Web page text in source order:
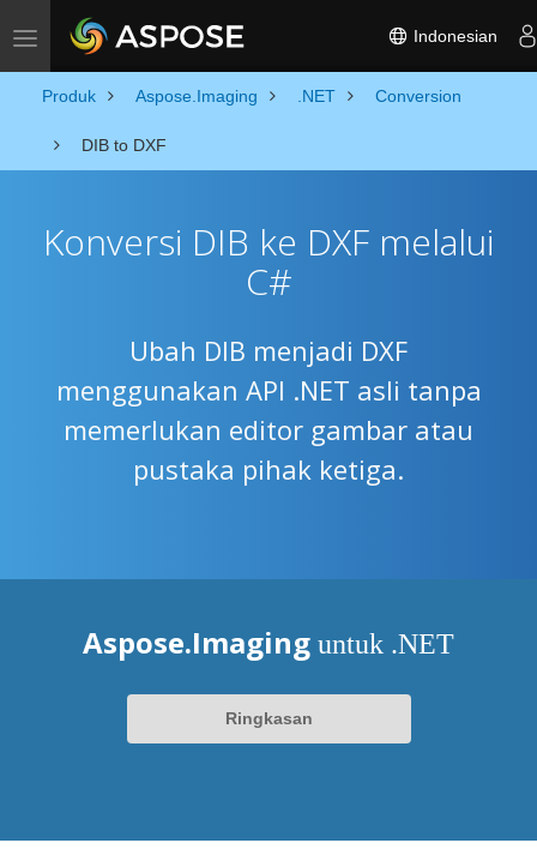
Toggle navigation Indonesian
Produk Aspose.Imaging .NET Conversion
DIB to DXF
Konversi DIB ke DXF melalui
C#
Ubah DIB menjadi DXF
menggunakan API .NET asli tanpa
memerlukan editor gambar atau
pustaka pihak ketiga.
Aspose.Imaging untuk .NET
Ringkasan